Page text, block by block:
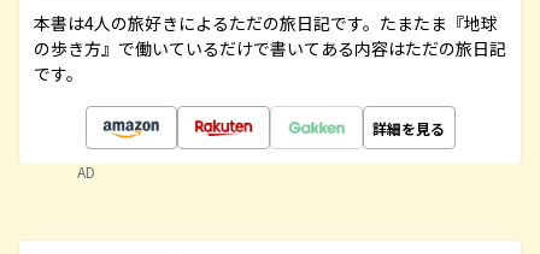
本書は4人の旅好きによるただの旅日記です。たまたま『地球
の歩き方』で働いているだけで書いてある内容はただの旅日記
です。
詳細を見る
AD